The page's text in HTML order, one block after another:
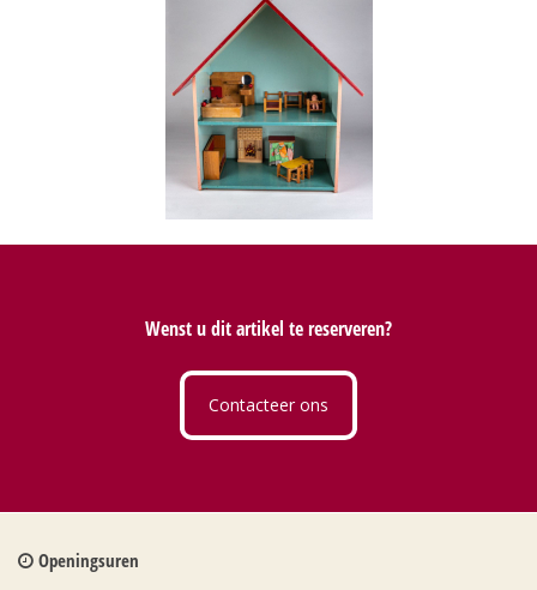
Wenst u dit artikel te reserveren?
Contacteer ons
Openingsuren